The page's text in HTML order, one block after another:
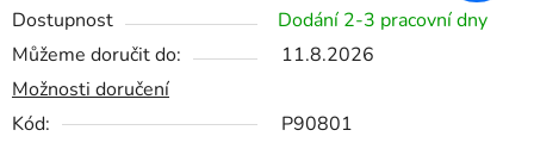
Dostupnost
Dodání 2-3 pracovní dny
Můžeme doručit do:
11.8.2026
Možnosti doručení
Kód:
P90801